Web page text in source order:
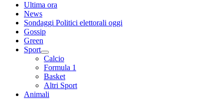
Ultima ora
News
Sondaggi Politici elettorali oggi
Gossip
Green
Sport
Calcio
Formula 1
Basket
Altri Sport
Animali